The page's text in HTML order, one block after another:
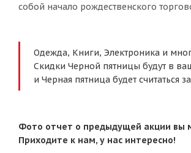
собой начало рождественского
Одежда, Книги, Электроника и
Скидки Черной пятницы будут в
и Черная пятница будет считаться
Фото отчет о предыдущей акции вы
Приходите к нам, у нас интересно!